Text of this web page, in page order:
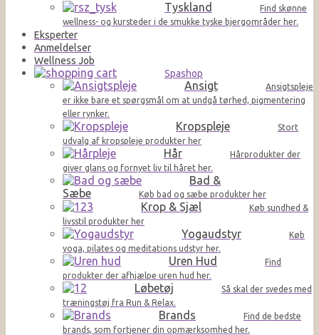
Tyskland
Find skønne
wellness- og kursteder i de smukke tyske bjergområder her.
Eksperter
Anmeldelser
Wellness Job
Spashop
Ansigt
Ansigtspleje
er ikke bare et spørgsmål om at undgå tørhed, pigmentering
eller rynker.
Kropspleje
Stort
udvalg af kropspleje produkter her
Hår
Hårprodukter der
giver glans og fornyet liv til håret her.
Bad &
Sæbe
Køb bad og sæbe produkter her
Krop & Sjæl
Køb sundhed &
livsstil produkter her
Yogaudstyr
Køb
yoga, pilates og meditations udstyr her.
Uren Hud
Find
produkter der afhjælpe uren hud her.
Løbetøj
Så skal der svedes med
træningstøj fra Run & Relax.
Brands
Find de bedste
brands, som fortjener din opmærksomhed her.